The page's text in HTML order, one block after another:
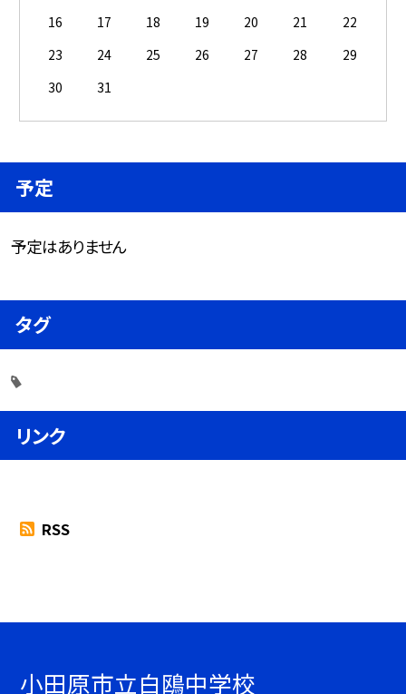
16
17 18 19 20 21
22
23
24 25 26 27 28
29
30
31
予定
予定はありません
タグ
リンク
RSS
小田原市立白鴎中学校